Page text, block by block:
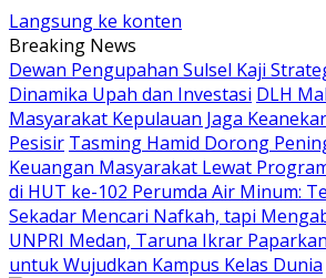
Langsung ke konten
Breaking News
Dewan Pengupahan Sulsel Kaji
Dinamika Upah dan Investasi DLH
Masyarakat Kepulauan Jaga
Pesisir Tasming Hamid Dorong
Keuangan Masyarakat Lewat
di HUT ke-102 Perumda Air Minum:
Sekadar Mencari Nafkah, tapi
UNPRI Medan, Taruna Ikrar
untuk Wujudkan Kampus Kelas Dunia